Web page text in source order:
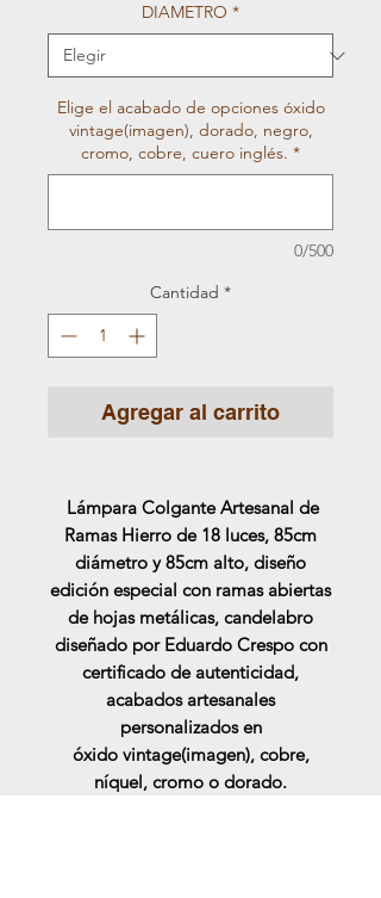
DIAMETRO *
Elige el acabado de opciones óxido
vintage(imagen), dorado, negro,
cromo, cobre, cuero inglés. *
0/500
Cantidad *
Agregar al carrito
Lámpara Colgante Artesanal de
Ramas Hierro de 18 luces, 85cm
diámetro y 85cm alto, diseño
edición especial con ramas abiertas
de hojas metálicas, candelabro
diseñado por Eduardo Crespo con
certificado de autenticidad,
acabados artesanales
personalizados en
óxido vintage(imagen), cobre,
níquel, cromo o dorado.